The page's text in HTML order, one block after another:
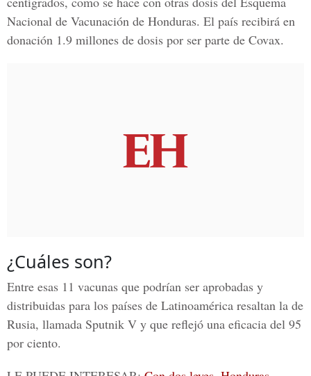
Nacional de Vacunación de Honduras. El país recibirá en
donación 1.9 millones de dosis por ser parte de Covax.
¿Cuáles son?
Entre esas 11 vacunas que podrían ser aprobadas y
distribuidas para los países de Latinoamérica resaltan la de
Rusia, llamada Sputnik V y que reflejó una eficacia del 95
por ciento.